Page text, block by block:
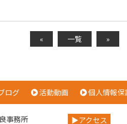
« 一覧 »
ログ 活動動画 個人情報保
事務所 アクセス